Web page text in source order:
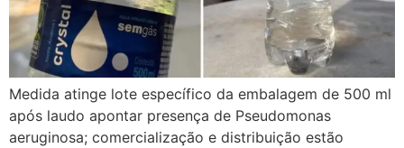
Medida atinge lote específico da embalagem de 500 ml
após laudo apontar presença de Pseudomonas
aeruginosa; comercialização e distribuição estão